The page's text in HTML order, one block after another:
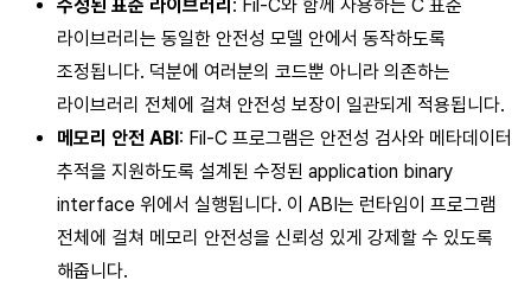
수정된 표준 라이브러리 : Fil-C와 함께 사용하는 C 표준
라이브러리는 동일한 안전성 모델 안에서 동작하도록
조정됩니다. 덕분에 여러분의 코드뿐 아니라 의존하는
라이브러리 전체에 걸쳐 안전성 보장이 일관되게 적용됩니다.
메모리 안전 ABI: Fil-C 프로그램은 안전성 검사와 메타데이터
추적을 지원하도록 설계된 수정된 application binary
interface 위에서 실행됩니다. 이 ABI는 런타임이 프로그램
전체에 걸쳐 메모리 안전성을 신뢰성 있게 강제할 수 있도록
해줍니다.